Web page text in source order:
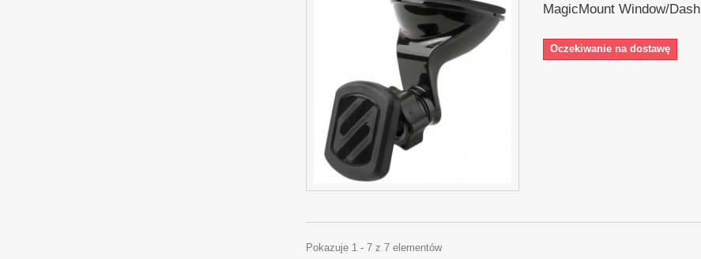
MagicMount Window/Dash
Oczekiwanie na dostawę
Pokazuje 1 - 7 z 7 elementów